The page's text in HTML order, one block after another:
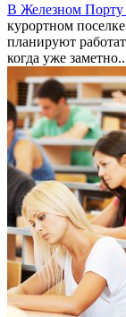
В Железном Порту
курортном
планируют
когда уже